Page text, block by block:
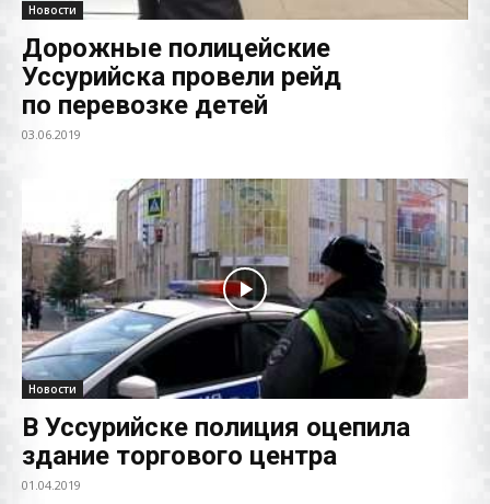
Новости
Дорожные полицейские
Уссурийска провели рейд
по перевозке детей
03.06.2019
Новости
В Уссурийске полиция оцепила
здание торгового центра
01.04.2019